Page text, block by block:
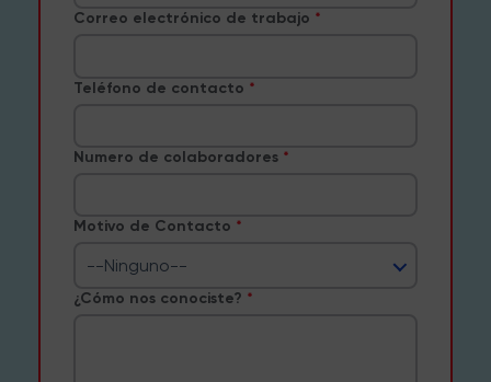
Correo electrónico de trabajo
Teléfono de contacto
Numero de colaboradores
Motivo de Contacto
--Ninguno--
¿Cómo nos conociste?